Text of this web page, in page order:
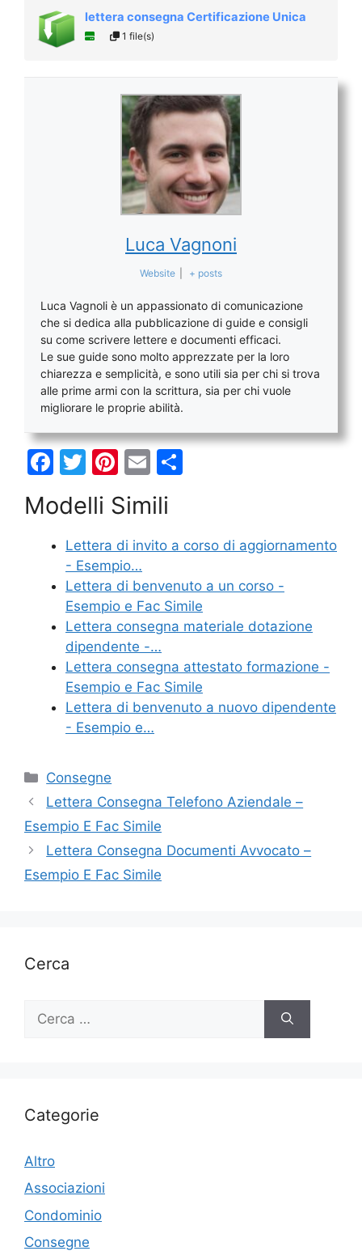
lettera consegna Certificazione Unica
1 file(s)
Luca Vagnoni
Website + posts
Luca Vagnoli è un appassionato di comunicazione
che si dedica alla pubblicazione di guide e consigli
su come scrivere lettere e documenti efficaci.
Le sue guide sono molto apprezzate per la loro
chiarezza e semplicità, e sono utili sia per chi si trova
alle prime armi con la scrittura, sia per chi vuole
migliorare le proprie abilità.
F
c
e
b
o
o
k
T
itt
er
Pi
er
e
st
E
ai
l
di
di
Modelli Simili
Lettera di invito a corso di aggiornamento
- Esempio…
Lettera di benvenuto a un corso -
Esempio e Fac Simile
Lettera consegna materiale dotazione
dipendente -…
Lettera consegna attestato formazione -
Esempio e Fac Simile
Lettera di benvenuto a nuovo dipendente
- Esempio e…
Categorie
Consegne
Lettera Consegna Telefono Aziendale –
Esempio E Fac Simile
Lettera Consegna Documenti Avvocato –
Esempio E Fac Simile
Cerca
per:
Categorie
Altro
Associazioni
Condominio
Consegne